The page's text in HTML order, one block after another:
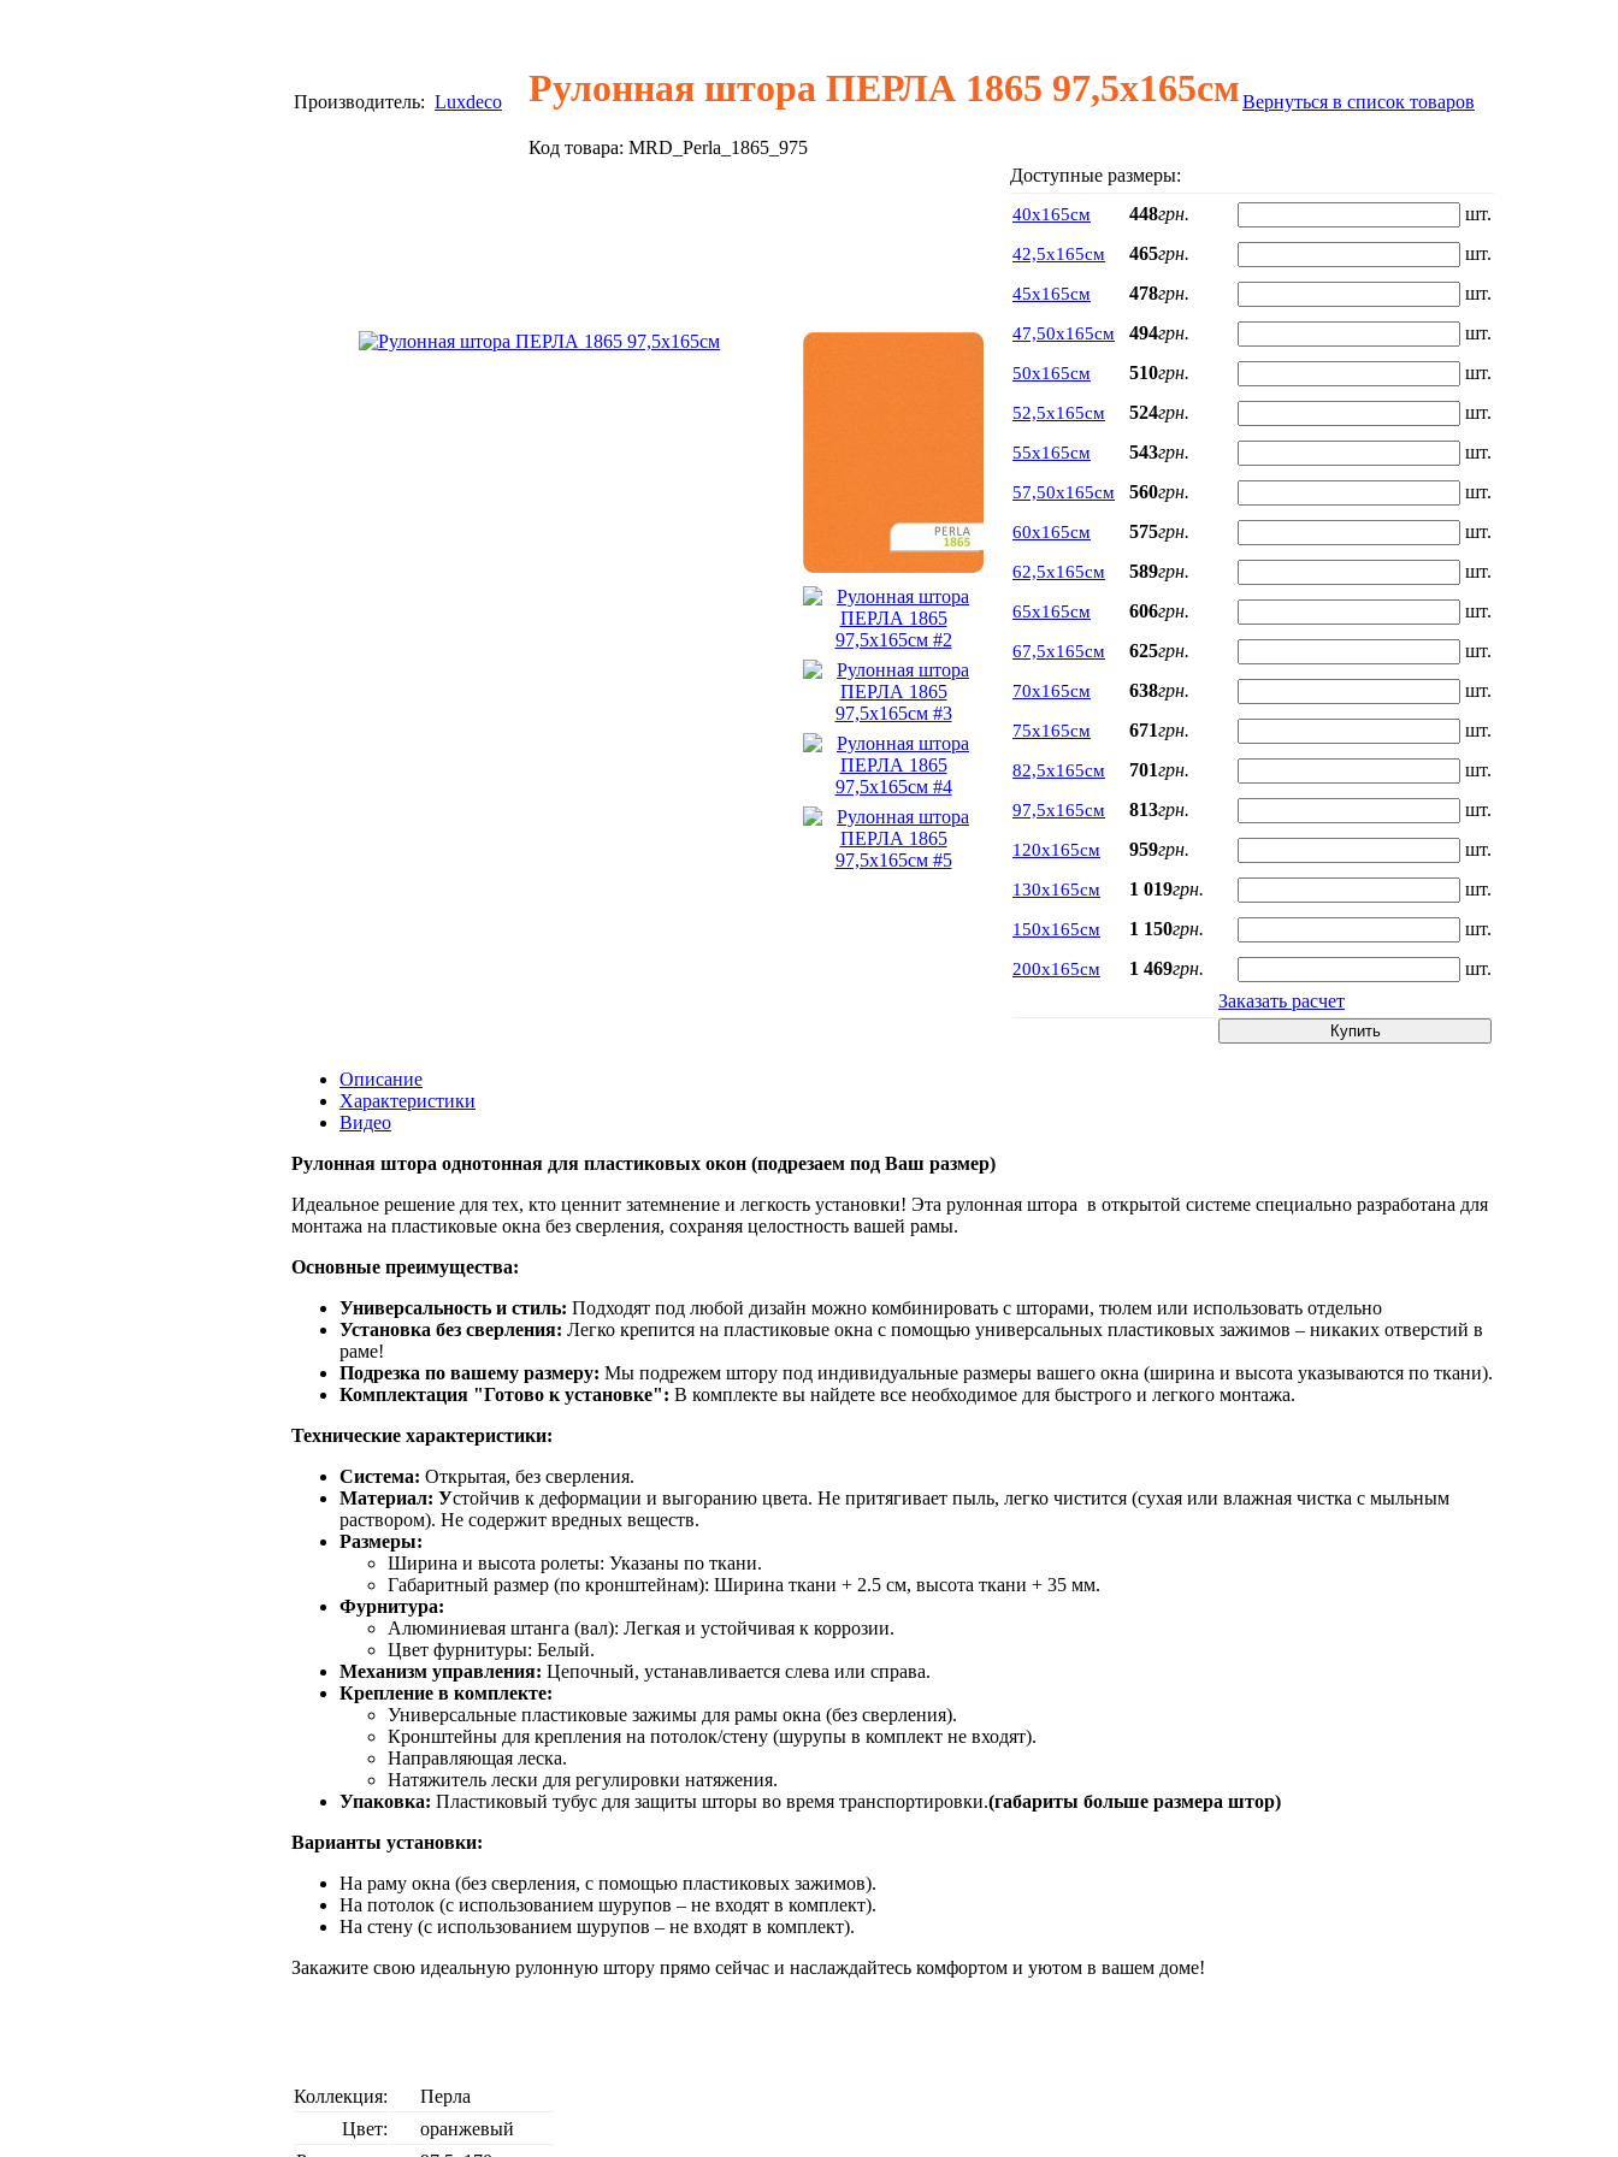
Производитель: Luxdeco Рулонная штора ПЕРЛА 1865 97,5х165см
Код товара: MRD_Perla_1865_975
Вернуться в список товаров
Доступные размеры:
40х165см 448грн. шт.
42,5х165см 465грн. шт.
45х165см 478грн. шт.
47,50х165см 494грн. шт.
50х165см 510грн. шт.
52,5х165см 524грн. шт.
55х165см 543грн. шт.
57,50х165см 560грн. шт.
60х165см 575грн. шт.
62,5х165см 589грн. шт.
65х165см 606грн. шт.
67,5х165см 625грн. шт.
70х165см 638грн. шт.
75х165см 671грн. шт.
82,5х165см 701грн. шт.
97,5х165см 813грн. шт.
120х165см 959грн. шт.
130х165см 1 019грн. шт.
150х165см 1 150грн. шт.
200х165см 1 469грн.
шт.
Заказать расчет
Купить
Описание
Характеристики
Видео
Рулонная штора однотонная для пластиковых окон (подрезаем под Ваш размер)
Идеальное решение для тех, кто ценнит затемнение и легкость установки! Эта рулонная штора в открытой системе специально разработана для
монтажа на пластиковые окна без сверления, сохраняя целостность вашей рамы.
Основные преимущества:
Универсальность и стиль: Подходят под любой дизайн можно комбинировать с шторами, тюлем или использовать отдельно
Установка без сверления: Легко крепится на пластиковые окна с помощью универсальных пластиковых зажимов – никаких отверстий в
раме!
Подрезка по вашему размеру: Мы подрежем штору под индивидуальные размеры вашего окна (ширина и высота указываются по ткани).
Комплектация "Готово к установке": В комплекте вы найдете все необходимое для быстрого и легкого монтажа.
Технические характеристики:
Система: Открытая, без сверления.
Материал: Устойчив к деформации и выгоранию цвета. Не притягивает пыль, легко чистится (сухая или влажная чистка с мыльным
раствором). Не содержит вредных веществ.
Размеры:
Ширина и высота ролеты: Указаны по ткани.
Габаритный размер (по кронштейнам): Ширина ткани + 2.5 см, высота ткани + 35 мм.
Фурнитура:
Алюминиевая штанга (вал): Легкая и устойчивая к коррозии.
Цвет фурнитуры: Белый.
Механизм управления: Цепочный, устанавливается слева или справа.
Крепление в комплекте:
Универсальные пластиковые зажимы для рамы окна (без сверления).
Кронштейны для крепления на потолок/стену (шурупы в комплект не входят).
Направляющая леска.
Натяжитель лески для регулировки натяжения.
Упаковка: Пластиковый тубус для защиты шторы во время транспортировки.(габариты больше размера штор)
Варианты установки:
На раму окна (без сверления, с помощью пластиковых зажимов).
На потолок (с использованием шурупов – не входят в комплект).
На стену (с использованием шурупов – не входят в комплект).
Закажите свою идеальную рулонную штору прямо сейчас и наслаждайтесь комфортом и уютом в вашем доме!
Коллекция:
Перла
Цвет:
оранжевый